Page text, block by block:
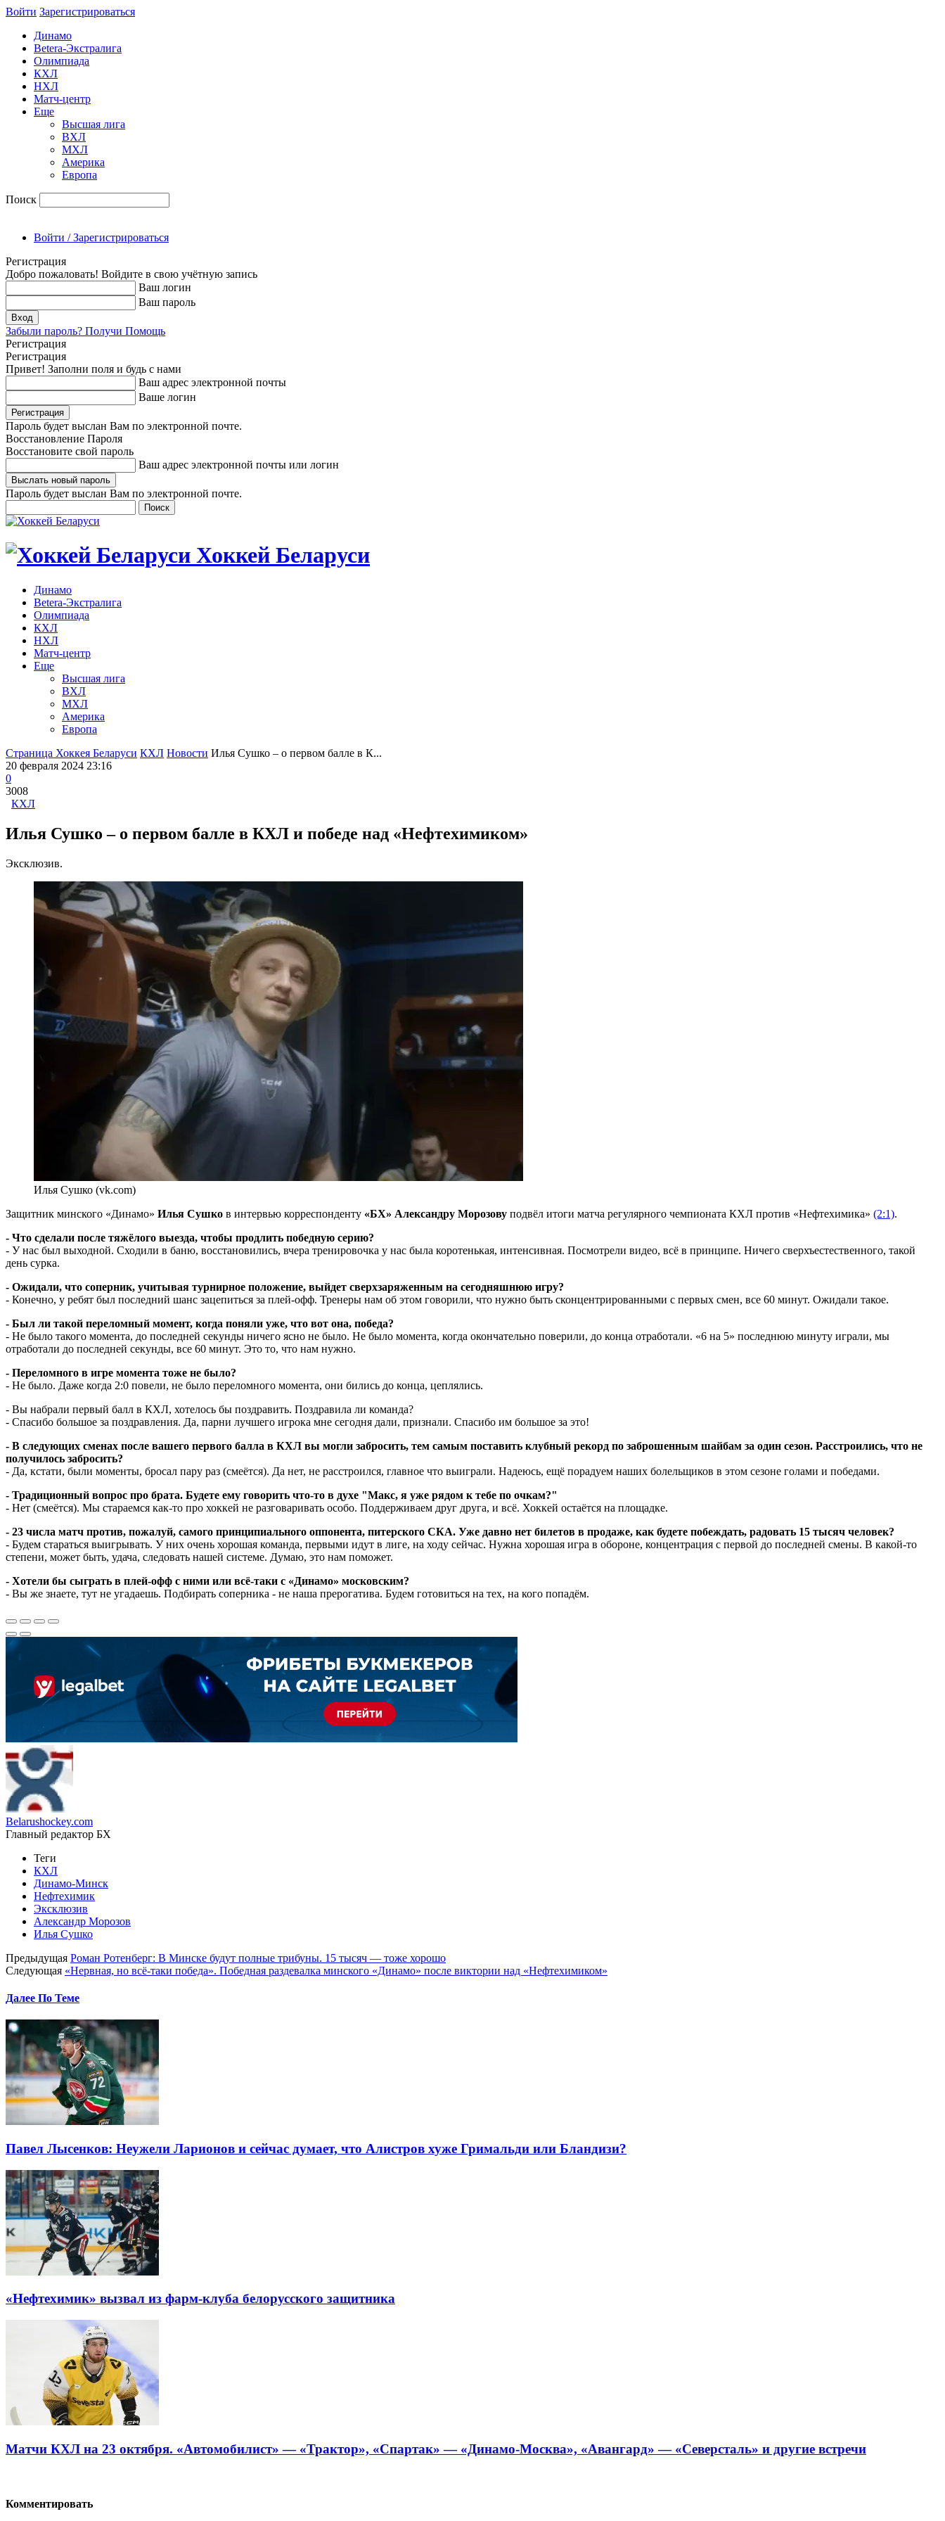
Войти Зарегиcтрироваться
Динамо
Betera-Экстралига
Олимпиада
КХЛ
НХЛ
Матч-центр
Еще
Высшая лига
ВХЛ
МХЛ
Америка
Европа
Поиск
Войти / Зарегистрироваться
Регистрация
Добро пожаловать! Войдите в свою учётную запись
Ваш логин
Ваш пароль
Забыли пароль? Получи Помощь
Регистрация
Регистрация
Привет! Заполни поля и будь с нами
Ваш адрес электронной почты
Ваше логин
Пароль будет выслан Вам по электронной почте.
Восстановление Пароля
Восстановите свой пароль
Ваш адрес электронной почты или логин
Пароль будет выслан Вам по электронной почте.
Хоккей Беларуси
Динамо
Betera-Экстралига
Олимпиада
КХЛ
НХЛ
Матч-центр
Еще
Высшая лига
ВХЛ
МХЛ
Америка
Европа
Страница Хоккея Беларуси КХЛ Новости Илья Сушко – о первом балле в К...
20 февраля 2024 23:16
0
3008
КХЛ
Илья Сушко – о первом балле в КХЛ и победе над «Нефтехимиком»
Эксклюзив.
Илья Сушко (vk.com)
Защитник минского «Динамо» Илья Сушко в интервью корреспонденту «БХ» Александру Морозову подвёл итоги матча регулярного чемпионата КХЛ против «Нефтехимика» (2:1).
- Что сделали после тяжёлого выезда, чтобы продлить победную серию?
- У нас был выходной. Сходили в баню, восстановились, вчера тренировочка у нас была коротенькая, интенсивная. Посмотрели видео, всё в принципе. Ничего сверхъестественного, такой
день сурка.
- Ожидали, что соперник, учитывая турнирное положение, выйдет сверхзаряженным на сегодняшнюю игру?
- Конечно, у ребят был последний шанс зацепиться за плей-офф. Тренеры нам об этом говорили, что нужно быть сконцентрированными с первых смен, все 60 минут. Ожидали такое.
- Был ли такой переломный момент, когда поняли уже, что вот она, победа?
- Не было такого момента, до последней секунды ничего ясно не было. Не было момента, когда окончательно поверили, до конца отработали. «6 на 5» последнюю минуту играли, мы
отработали до последней секунды, все 60 минут. Это то, что нам нужно.
- Переломного в игре момента тоже не было?
- Не было. Даже когда 2:0 повели, не было переломного момента, они бились до конца, цеплялись.
- Вы набрали первый балл в КХЛ, хотелось бы поздравить. Поздравила ли команда?
- Спасибо большое за поздравления. Да, парни лучшего игрока мне сегодня дали, признали. Спасибо им большое за это!
- В следующих сменах после вашего первого балла в КХЛ вы могли забросить, тем самым поставить клубный рекорд по заброшенным шайбам за один сезон. Расстроились, что не
получилось забросить?
- Да, кстати, были моменты, бросал пару раз (смеётся). Да нет, не расстроился, главное что выиграли. Надеюсь, ещё порадуем наших болельщиков в этом сезоне голами и победами.
- Традиционный вопрос про брата. Будете ему говорить что-то в духе "Макс, я уже рядом к тебе по очкам?"
- Нет (смеётся). Мы стараемся как-то про хоккей не разговаривать особо. Поддерживаем друг друга, и всё. Хоккей остаётся на площадке.
- 23 числа матч против, пожалуй, самого принципиального оппонента, питерского СКА. Уже давно нет билетов в продаже, как будете побеждать, радовать 15 тысяч человек?
- Будем стараться выигрывать. У них очень хорошая команда, первыми идут в лиге, на ходу сейчас. Нужна хорошая игра в обороне, концентрация с первой до последней смены. В какой-то
степени, может быть, удача, следовать нашей системе. Думаю, это нам поможет.
- Хотели бы сыграть в плей-офф с ними или всё-таки с «Динамо» московским?
- Вы же знаете, тут не угадаешь. Подбирать соперника - не наша прерогатива. Будем готовиться на тех, на кого попадём.
Belarushockey.com
Главный редактор БХ
Теги
КХЛ
Динамо-Минск
Нефтехимик
Эксклюзив
Александр Морозов
Илья Сушко
Предыдущая Роман Ротенберг: В Минске будут полные трибуны. 15 тысяч — тоже хорошо
Следующая «Нервная, но всё-таки победа». Победная раздевалка минского «Динамо» после виктории над «Нефтехимиком»
Далее По Теме
Павел Лысенков: Неужели Ларионов и сейчас думает, что Алистров хуже Гримальди или Бландизи?
«Нефтехимик» вызвал из фарм-клуба белорусского защитника
Матчи КХЛ на 23 октября. «Автомобилист» — «Трактор», «Спартак» — «Динамо-Москва», «Авангард» — «Северсталь» и другие встречи
Комментировать